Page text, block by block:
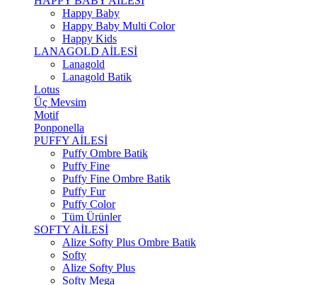
Happy Baby
Happy Baby Multi Color
Happy Kids
LANAGOLD AİLESİ
Lanagold
Lanagold Batik
Lotus
Üç Mevsim
Motif
Ponponella
PUFFY AİLESİ
Puffy Ombre Batik
Puffy Fine
Puffy Fine Ombre Batik
Puffy Fur
Puffy Color
Tüm Ürünler
SOFTY AİLESİ
Alize Softy Plus Ombre Batik
Softy
Alize Softy Plus
Softy Mega